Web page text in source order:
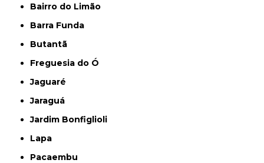
Bairro do Limão
Barra Funda
Butantã
Freguesia do Ó
Jaguaré
Jaraguá
Jardim Bonfiglioli
Lapa
Pacaembu